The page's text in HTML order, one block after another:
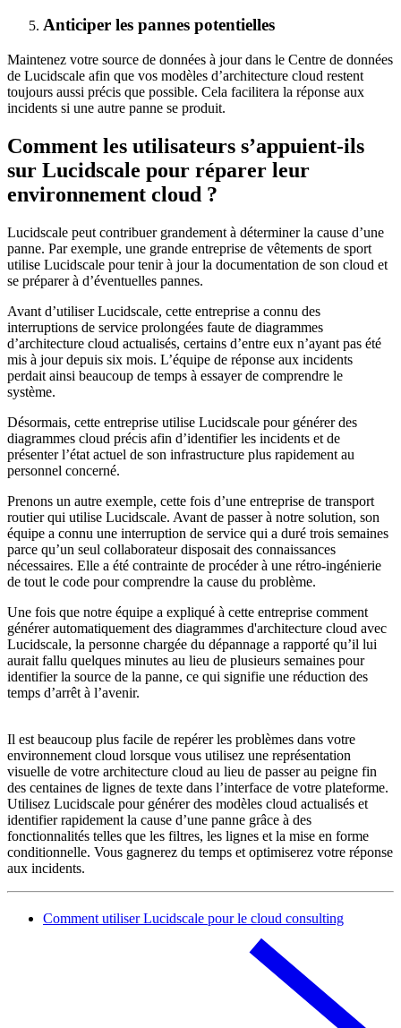
Anticiper les pannes potentielles
Maintenez votre source de données à jour dans le Centre de données
de Lucidscale afin que vos modèles d’architecture cloud restent
toujours aussi précis que possible. Cela facilitera la réponse aux
incidents si une autre panne se produit.
Comment les utilisateurs s’appuient-ils
sur Lucidscale pour réparer leur
environnement cloud ?
Lucidscale peut contribuer grandement à déterminer la cause d’une
panne. Par exemple, une grande entreprise de vêtements de sport
utilise Lucidscale pour tenir à jour la documentation de son cloud et
se préparer à d’éventuelles pannes.
Avant d’utiliser Lucidscale, cette entreprise a connu des
interruptions de service prolongées faute de diagrammes
d’architecture cloud actualisés, certains d’entre eux n’ayant pas été
mis à jour depuis six mois. L’équipe de réponse aux incidents
perdait ainsi beaucoup de temps à essayer de comprendre le
système.
Désormais, cette entreprise utilise Lucidscale pour générer des
diagrammes cloud précis afin d’identifier les incidents et de
présenter l’état actuel de son infrastructure plus rapidement au
personnel concerné.
Prenons un autre exemple, cette fois d’une entreprise de transport
routier qui utilise Lucidscale. Avant de passer à notre solution, son
équipe a connu une interruption de service qui a duré trois semaines
parce qu’un seul collaborateur disposait des connaissances
nécessaires. Elle a été contrainte de procéder à une rétro-ingénierie
de tout le code pour comprendre la cause du problème.
Une fois que notre équipe a expliqué à cette entreprise comment
générer automatiquement des diagrammes d'architecture cloud avec
Lucidscale, la personne chargée du dépannage a rapporté qu’il lui
aurait fallu quelques minutes au lieu de plusieurs semaines pour
identifier la source de la panne, ce qui signifie une réduction des
temps d’arrêt à l’avenir.
Il est beaucoup plus facile de repérer les problèmes dans votre
environnement cloud lorsque vous utilisez une représentation
visuelle de votre architecture cloud au lieu de passer au peigne fin
des centaines de lignes de texte dans l’interface de votre plateforme.
Utilisez Lucidscale pour générer des modèles cloud actualisés et
identifier rapidement la cause d’une panne grâce à des
fonctionnalités telles que les filtres, les lignes et la mise en forme
conditionnelle. Vous gagnerez du temps et optimiserez votre réponse
aux incidents.
Comment utiliser Lucidscale pour le cloud consulting